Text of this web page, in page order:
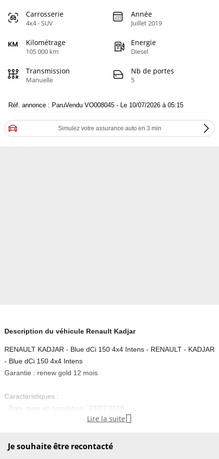
Carrosserie
4x4 - SUV
Année
Juillet 2019
Kilométrage
105 000 km
Energie
Diesel
Transmission
Manuelle
Nb de portes
5
Réf. annonce : ParuVendu VO008045 - Le 10/07/2026 à 05:15
Simulez votre assurance auto en 3 min
Description du véhicule Renault Kadjar
RENAULT KADJAR - Blue dCi 150 4x4 Intens - RENAULT - KADJAR
- Blue dCi 150 4x4 Intens
Garantie : renew gold 12 mois
Caractéristiques :
- Date mise en circulation : 23/07/2019
- Nbr portes : 5
Lire la suite 
Je souhaite être recontacté